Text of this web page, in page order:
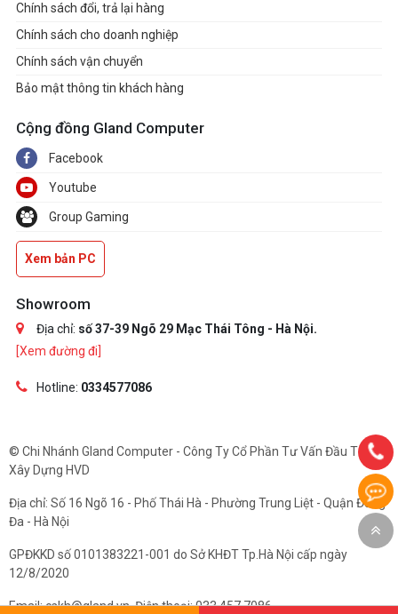
Chính sách đổi, trả lại hàng
Chính sách cho doanh nghiệp
Chính sách vận chuyển
Bảo mật thông tin khách hàng
Cộng đồng Gland Computer
Facebook
Youtube
Group Gaming
Xem bản PC
Showroom
Địa chỉ: số 37-39 Ngõ 29 Mạc Thái Tông - Hà Nội.
[Xem đường đi]
Hotline: 0334577086
© Chi Nhánh Gland Computer - Công Ty Cổ Phần Tư Vấn Đầu Tư Và
Xây Dựng HVD
Địa chỉ: Số 16 Ngõ 16 - Phố Thái Hà - Phường Trung Liệt - Quận Đống
Đa - Hà Nội
GPĐKKD số 0101383221-001 do Sở KHĐT Tp.Hà Nội cấp ngày
12/8/2020
Email: cskh@gland.vn. Điện thoại: 033.457.7086